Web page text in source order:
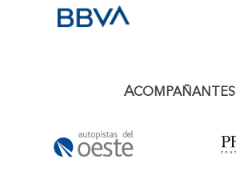
ACOMPAÑANTES